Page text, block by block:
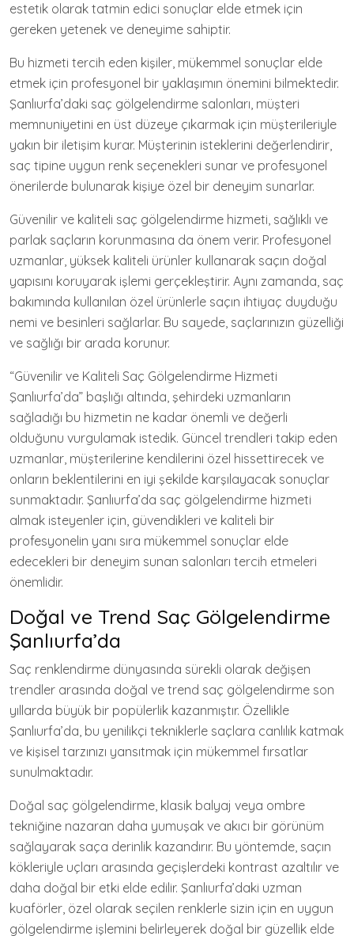
estetik olarak tatmin edici sonuçlar elde etmek için
gereken yetenek ve deneyime sahiptir.
Bu hizmeti tercih eden kişiler, mükemmel sonuçlar elde
etmek için profesyonel bir yaklaşımın önemini bilmektedir.
Şanlıurfa’daki saç gölgelendirme salonları, müşteri
memnuniyetini en üst düzeye çıkarmak için müşterileriyle
yakın bir iletişim kurar. Müşterinin isteklerini değerlendirir,
saç tipine uygun renk seçenekleri sunar ve profesyonel
önerilerde bulunarak kişiye özel bir deneyim sunarlar.
Güvenilir ve kaliteli saç gölgelendirme hizmeti, sağlıklı ve
parlak saçların korunmasına da önem verir. Profesyonel
uzmanlar, yüksek kaliteli ürünler kullanarak saçın doğal
yapısını koruyarak işlemi gerçekleştirir. Aynı zamanda, saç
bakımında kullanılan özel ürünlerle saçın ihtiyaç duyduğu
nemi ve besinleri sağlarlar. Bu sayede, saçlarınızın güzelliği
ve sağlığı bir arada korunur.
“Güvenilir ve Kaliteli Saç Gölgelendirme Hizmeti
Şanlıurfa’da” başlığı altında, şehirdeki uzmanların
sağladığı bu hizmetin ne kadar önemli ve değerli
olduğunu vurgulamak istedik. Güncel trendleri takip eden
uzmanlar, müşterilerine kendilerini özel hissettirecek ve
onların beklentilerini en iyi şekilde karşılayacak sonuçlar
sunmaktadır. Şanlıurfa’da saç gölgelendirme hizmeti
almak isteyenler için, güvendikleri ve kaliteli bir
profesyonelin yanı sıra mükemmel sonuçlar elde
edecekleri bir deneyim sunan salonları tercih etmeleri
önemlidir.
Doğal ve Trend Saç Gölgelendirme
Şanlıurfa’da
Saç renklendirme dünyasında sürekli olarak değişen
trendler arasında doğal ve trend saç gölgelendirme son
yıllarda büyük bir popülerlik kazanmıştır. Özellikle
Şanlıurfa’da, bu yenilikçi tekniklerle saçlara canlılık katmak
ve kişisel tarzınızı yansıtmak için mükemmel fırsatlar
sunulmaktadır.
Doğal saç gölgelendirme, klasik balyaj veya ombre
tekniğine nazaran daha yumuşak ve akıcı bir görünüm
sağlayarak saça derinlik kazandırır. Bu yöntemde, saçın
kökleriyle uçları arasında geçişlerdeki kontrast azaltılır ve
daha doğal bir etki elde edilir. Şanlıurfa’daki uzman
kuaförler, özel olarak seçilen renklerle sizin için en uygun
gölgelendirme işlemini belirleyerek doğal bir güzellik elde